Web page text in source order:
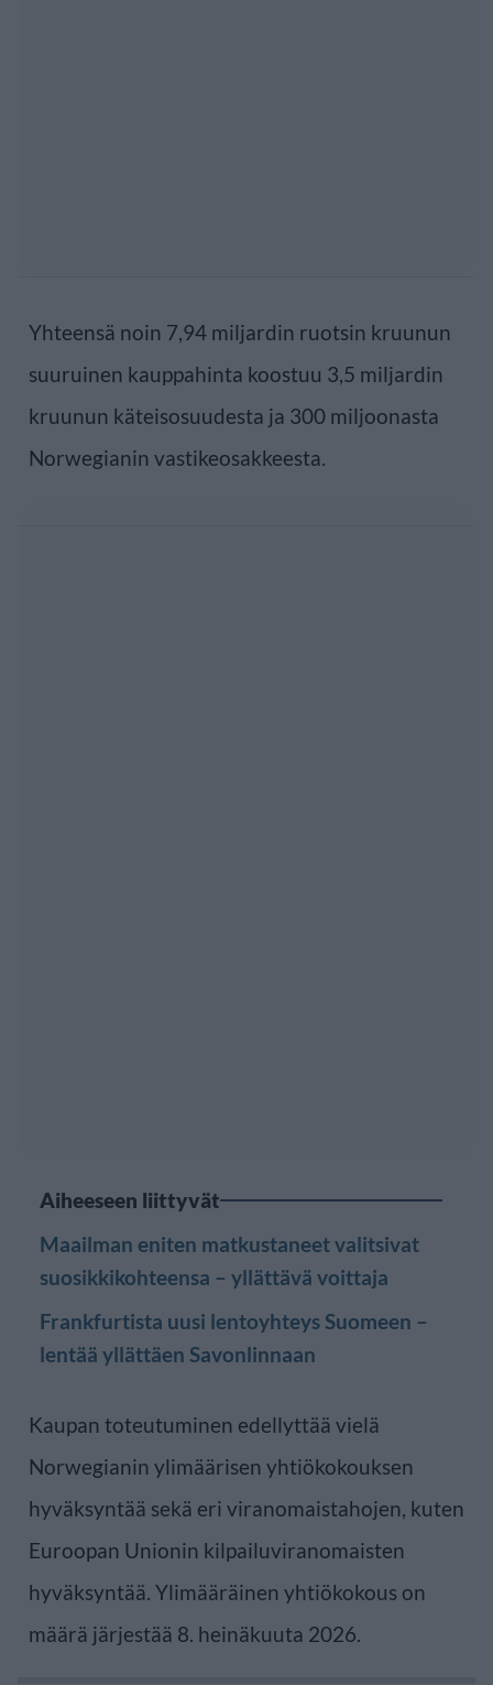
Yhteensä noin 7,94 miljardin ruotsin kruunun
suuruinen kauppahinta koostuu 3,5 miljardin
kruunun käteisosuudesta ja 300 miljoonasta
Norwegianin vastikeosakkeesta.
Aiheeseen liittyvät
Maailman eniten matkustaneet valitsivat
suosikkikohteensa – yllättävä voittaja
Frankfurtista uusi lentoyhteys Suomeen –
lentää yllättäen Savonlinnaan
Kaupan toteutuminen edellyttää vielä
Norwegianin ylimäärisen yhtiökokouksen
hyväksyntää sekä eri viranomaistahojen, kuten
Euroopan Unionin kilpailuviranomaisten
hyväksyntää. Ylimääräinen yhtiökokous on
määrä järjestää 8. heinäkuuta 2026.